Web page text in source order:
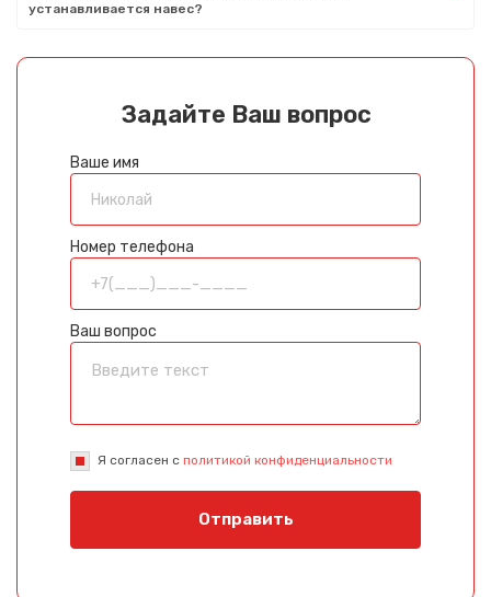
устанавливается навес?
Задайте Ваш вопрос
Ваше имя
Номер телефона
Ваш вопрос
Я согласен с политикой конфиденциальности
Отправить